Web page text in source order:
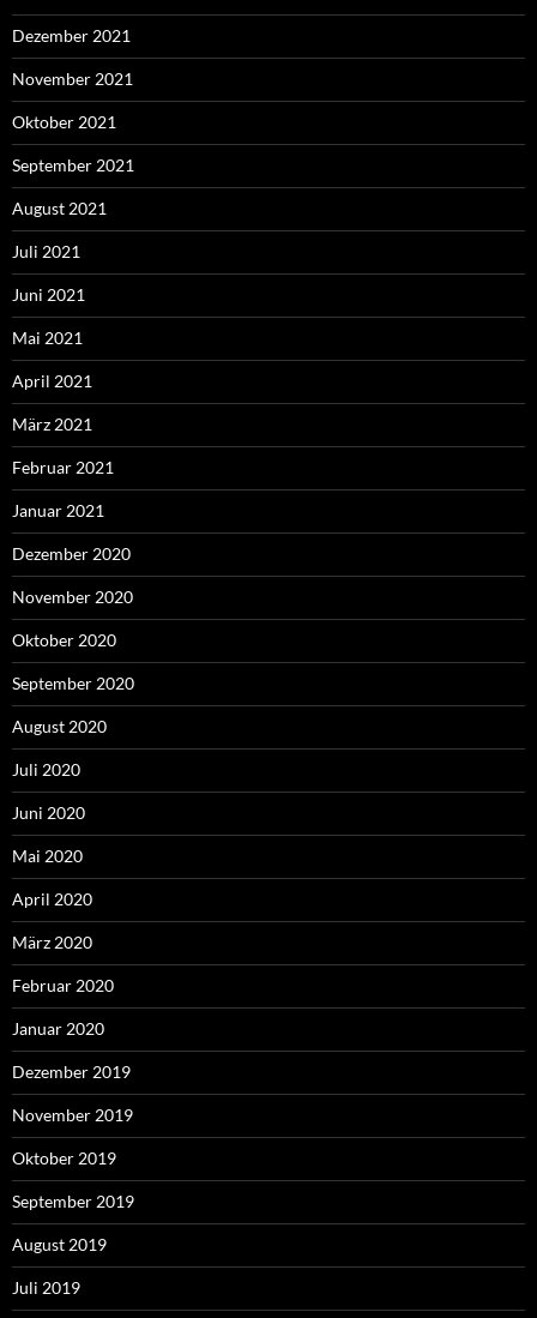
Dezember 2021
November 2021
Oktober 2021
September 2021
August 2021
Juli 2021
Juni 2021
Mai 2021
April 2021
März 2021
Februar 2021
Januar 2021
Dezember 2020
November 2020
Oktober 2020
September 2020
August 2020
Juli 2020
Juni 2020
Mai 2020
April 2020
März 2020
Februar 2020
Januar 2020
Dezember 2019
November 2019
Oktober 2019
September 2019
August 2019
Juli 2019